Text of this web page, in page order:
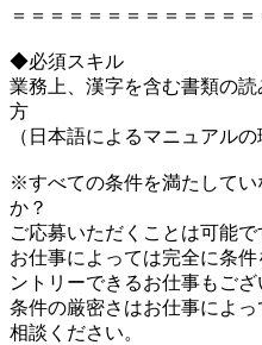
＝＝＝＝＝＝＝＝＝＝＝＝＝
◆必須スキル
業務上、漢字を含む書類の
方
（日本語によるマニュアル
※すべての条件を満たしてい
か？
ご応募いただくことは可能で
お仕事によっては完全に条
ントリーできるお仕事もござ
条件の厳密さはお仕事によ
相談ください。